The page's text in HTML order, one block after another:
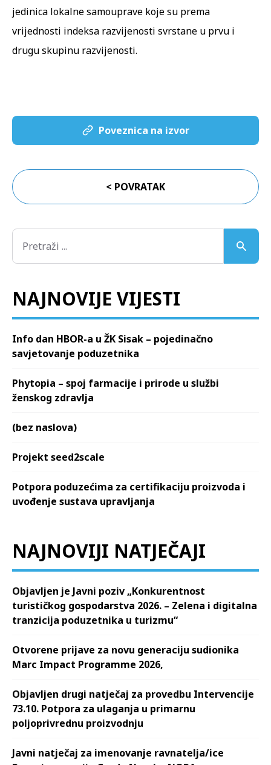
jedinica lokalne samouprave koje su prema
vrijednosti indeksa razvijenosti svrstane u prvu i
drugu skupinu razvijenosti.
Poveznica na izvor
< POVRATAK
NAJNOVIJE VIJESTI
Info dan HBOR-a u ŽK Sisak – pojedinačno
savjetovanje poduzetnika
Phytopia – spoj farmacije i prirode u službi
ženskog zdravlja
(bez naslova)
Projekt seed2scale
Potpora poduzećima za certifikaciju proizvoda i
uvođenje sustava upravljanja
NAJNOVIJI NATJEČAJI
Objavljen je Javni poziv „Konkurentnost
turističkog gospodarstva 2026. – Zelena i digitalna
tranzicija poduzetnika u turizmu“
Otvorene prijave za novu generaciju sudionika
Marc Impact Programme 2026,
Objavljen drugi natječaj za provedbu Intervencije
73.10. Potpora za ulaganja u primarnu
poljoprivrednu proizvodnju
Javni natječaj za imenovanje ravnatelja/ice